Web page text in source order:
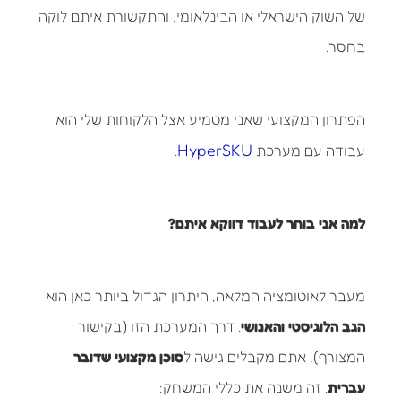
של השוק הישראלי או הבינלאומי, והתקשורת איתם לוקה
בחסר.
הפתרון המקצועי שאני מטמיע אצל הלקוחות שלי הוא
עבודה עם מערכת HyperSKU
למה אני בוחר לעבוד דווקא איתם?
מעבר לאוטומציה המלאה, היתרון הגדול ביותר כאן הוא
הגב הלוגיסטי והאנושי . דרך המערכת הזו (בקישור
המצורף), אתם מקבלים גישה לסוכן מקצועי שדובר
עברית . זה משנה את כללי המשחק: